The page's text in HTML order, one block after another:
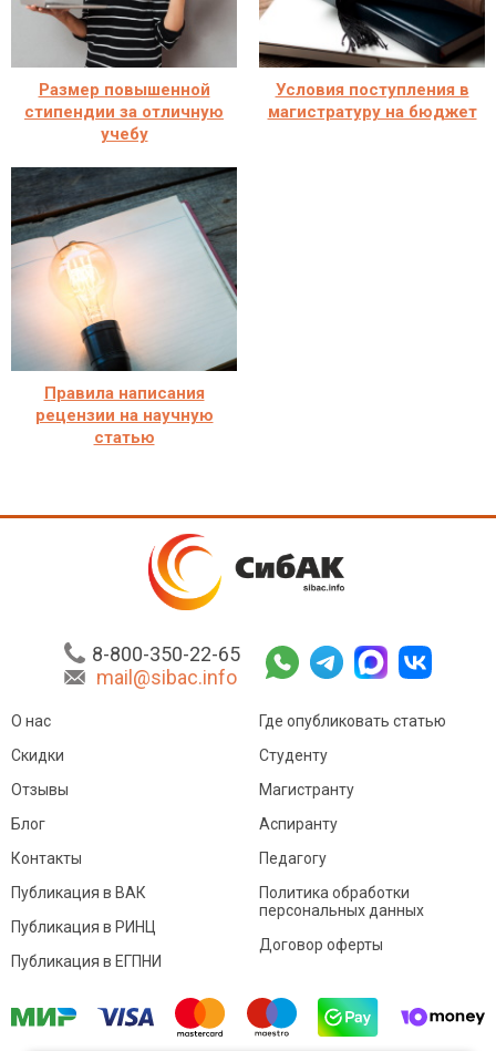
Размер повышенной
стипендии за отличную
учебу
Условия поступления в
магистратуру на бюджет
Правила написания
рецензии на научную
статью
8-800-350-22-65
mail@sibac.info
О нас
Скидки
Отзывы
Блог
Контакты
Где опубликовать статью
Студенту
Магистранту
Аспиранту
Педагогу
Публикация в ВАК
Публикация в РИНЦ
Публикация в ЕГПНИ
Политика обработки
персональных данных
Договор оферты